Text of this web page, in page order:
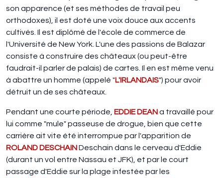
son apparence (et ses méthodes de travail peu
orthodoxes), il est doté une voix douce aux accents
cultivés. Il est diplômé de l'école de commerce de
l'Université de New York. L'une des passions de Balazar
consiste à construire des châteaux (ou peut-être
faudrait-il parler de palais) de cartes. Il en est même venu
à abattre un homme (appelé "L'IRLANDAIS") pour avoir
détruit un de ses châteaux.
Pendant une courte période, EDDIE DEANa travaillé pour
lui comme "mule" passeuse de drogue, bien que cette
carrière ait vite été interrompue par l'apparition de
ROLAND DESCHAINDeschain dans le cerveau d'Eddie
(durant un vol entre Nassau et JFK), et par le court
passage d'Eddie sur la plage infestée par les